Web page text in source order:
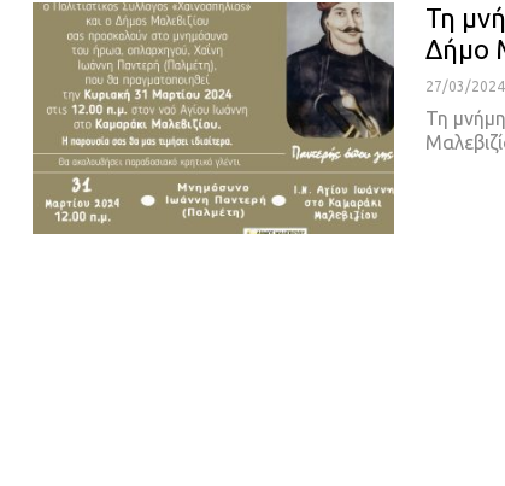
Τη
Δήμο
27/03/
Τη